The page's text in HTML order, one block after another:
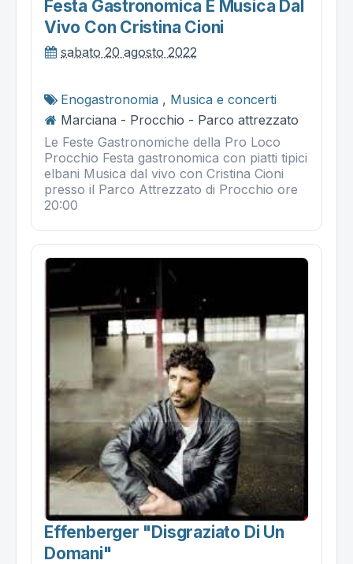
Festa Gastronomica E Musica Dal
Vivo Con Cristina Cioni
sabato 20 agosto 2022
Enogastronomia , Musica e concerti
Marciana - Procchio - Parco attrezzato
Le Feste Gastronomiche della Pro Loco
Procchio Festa gastronomica con piatti tipici
elbani Musica dal vivo con Cristina Cioni
presso il Parco Attrezzato di Procchio ore
20:00
Effenberger "disgraziato Di Un
Domani"